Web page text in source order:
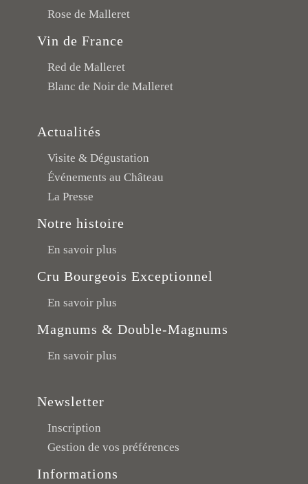
Rose de Malleret
Vin de France
Red de Malleret
Blanc de Noir de Malleret
Actualités
Visite & Dégustation
Événements au Château
La Presse
Notre histoire
En savoir plus
Cru Bourgeois Exceptionnel
En savoir plus
Magnums & Double-Magnums
En savoir plus
Newsletter
Inscription
Gestion de vos préférences
Informations